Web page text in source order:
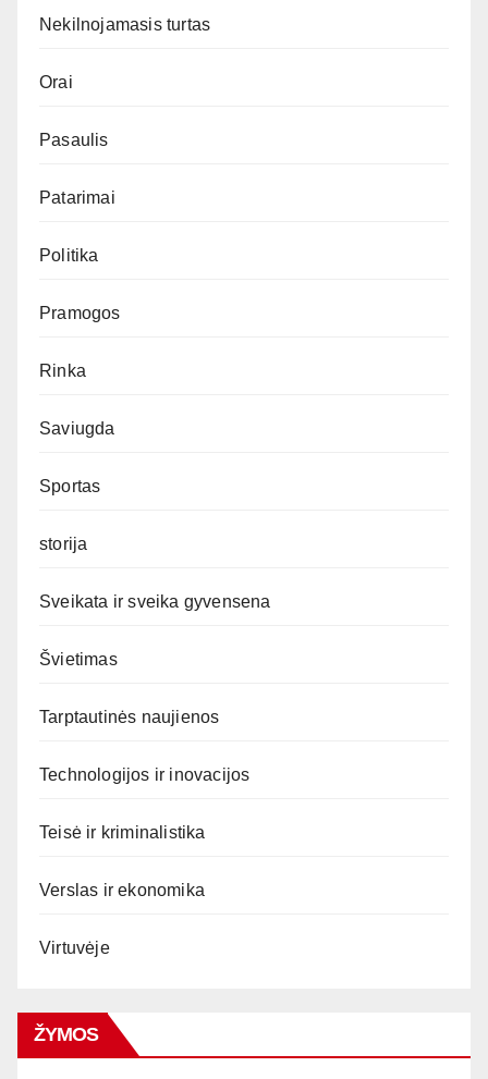
Nekilnojamasis turtas
Orai
Pasaulis
Patarimai
Politika
Pramogos
Rinka
Saviugda
Sportas
storija
Sveikata ir sveika gyvensena
Švietimas
Tarptautinės naujienos
Technologijos ir inovacijos
Teisė ir kriminalistika
Verslas ir ekonomika
Virtuvėje
ŽYMOS